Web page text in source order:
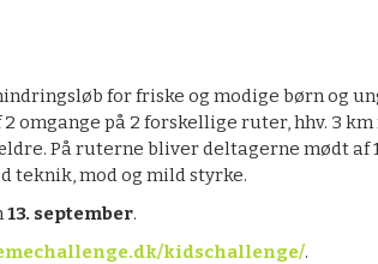
for friske og modige børn og
omgange på 2 forskellige ruter, hhv. 3
På ruterne bliver deltagerne mødt af
teknik, mod og mild styrke.
13. september.
kidschallenge/.